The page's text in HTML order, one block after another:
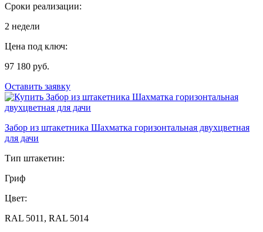
Сроки реализации:
2 недели
Цена под ключ:
97 180 руб.
Оставить заявку
Забор из штакетника Шахматка горизонтальная двухцветная
для дачи
Тип штакетин:
Гриф
Цвет:
RAL 5011, RAL 5014